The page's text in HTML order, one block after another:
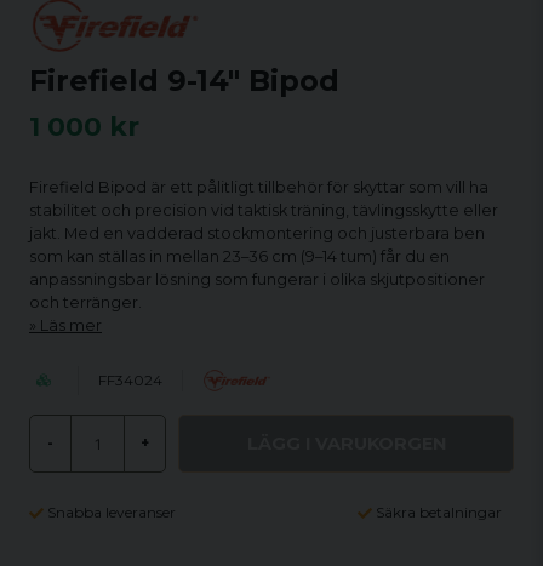
Firefield 9-14" Bipod
1 000 kr
Firefield Bipod är ett pålitligt tillbehör för skyttar som vill ha
stabilitet och precision vid taktisk träning, tävlingsskytte eller
jakt. Med en vadderad stockmontering och justerbara ben
som kan ställas in mellan 23–36 cm (9–14 tum) får du en
anpassningsbar lösning som fungerar i olika skjutpositioner
och terränger.
Läs mer
FF34024
- +
Snabba leveranser Säkra betalningar